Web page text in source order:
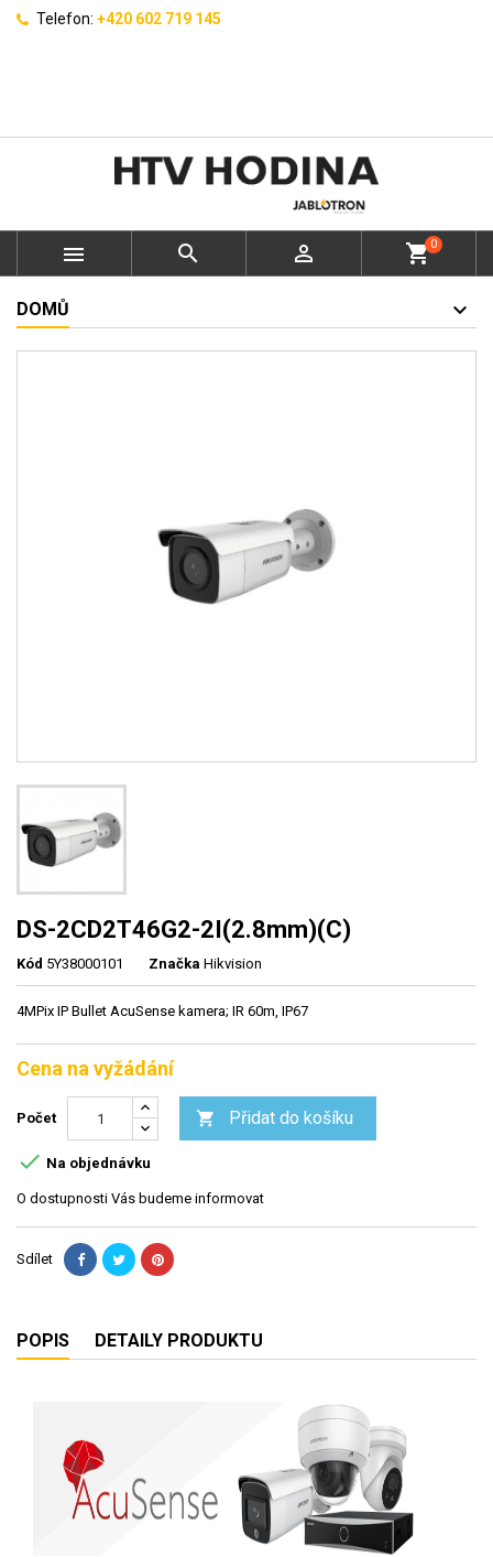
Telefon: +420 602 719 145
   shopping_cart0
DOMŮ
DS-2CD2T46G2-2I(2.8mm)(C)
Kód 5Y38000101 Značka Hikvision
4MPix IP Bullet AcuSense kamera; IR 60m, IP67
Cena na vyžádání
Počet  Přidat do košíku
 Na objednávku
O dostupnosti Vás budeme informovat
Sdílet
POPIS DETAILY PRODUKTU